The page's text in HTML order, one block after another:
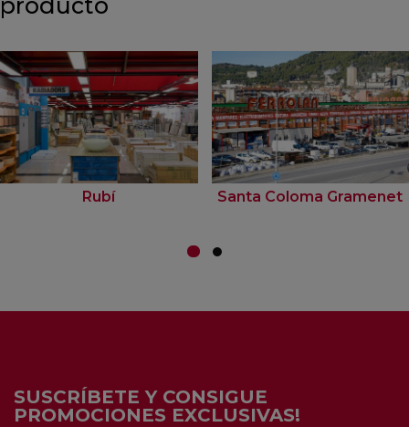
producto
Rubí Santa Coloma Gramenet
SUSCRÍBETE Y CONSIGUE
PROMOCIONES EXCLUSIVAS!